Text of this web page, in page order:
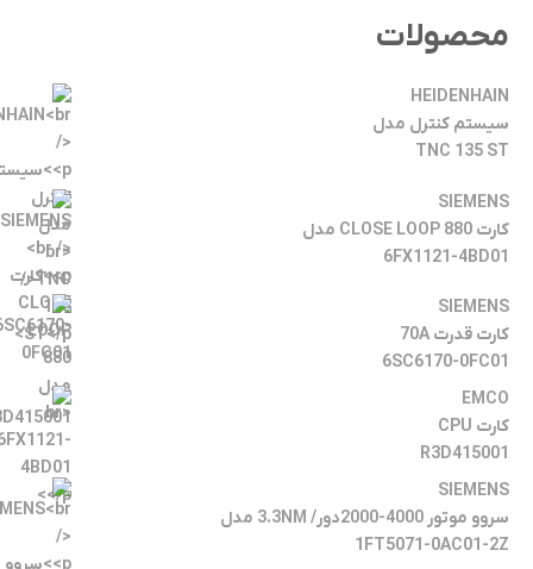
محصولات
HEIDENHAIN
سیستم کنترل مدل
TNC 135 ST
SIEMENS
کارت CLOSE LOOP 880 مدل
6FX1121-4BD01
SIEMENS
کارت قدرت 70A
6SC6170-0FC01
EMCO
کارت CPU
R3D415001
SIEMENS
سروو موتور 4000-2000دور/ 3.3NM مدل
1FT5071-0AC01-2Z